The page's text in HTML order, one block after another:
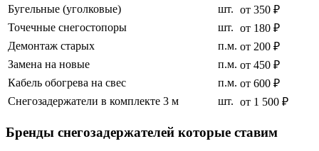
Бугельные (уголковые)
шт. от 350 ₽
Точечные снегостопоры
шт. от 180 ₽
Демонтаж старых
п.м. от 200 ₽
Замена на новые
п.м. от 450 ₽
Кабель обогрева на свес
п.м. от 600 ₽
Снегозадержатели в комплекте 3 м
шт. от 1 500 ₽
Бренды снегозадержателей которые ставим